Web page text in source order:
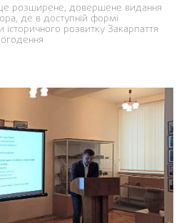
розширене, довершене видання
де в доступній формі
історичного розвитку Закарпаття